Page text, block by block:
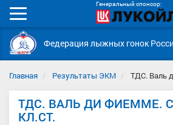
Генеральный спонсор:
Мобильное
меню
Федерация лыжных гонок
Главная Результаты ЭКМ ТДС. Валь
ТДС. ВАЛЬ ДИ ФИЕММЕ.
КЛ.СТ.